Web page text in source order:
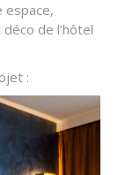
espace,
de l’hôtel
: